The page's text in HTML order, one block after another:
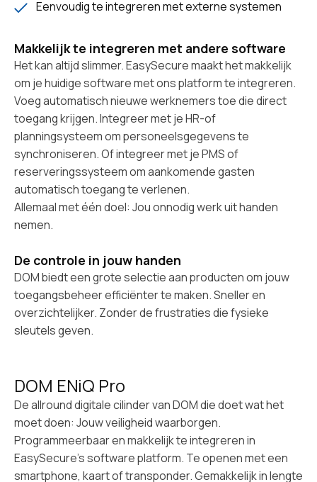
Eenvoudig te integreren met externe systemen
M‍akkelijk te integreren met andere software
Het kan altijd slimmer. EasySecure maakt het makkelijk
om je huidige software met ons platform te integreren.
Voeg automatisch nieuwe werknemers toe die direct
toegang krijgen. Integreer met je HR-of
planningsysteem om personeelsgegevens te
synchroniseren. Of integreer met je PMS of
reserveringssysteem om aankomende gasten
automatisch toegang te verlenen.
Allemaal met één doel: Jou onnodig werk uit handen
nemen.
De controle in jouw handen
DOM biedt een grote selectie aan producten om jouw
toegangsbeheer efficiënter te maken. Sneller en
overzichtelijker. Zonder de frustraties die fysieke
sleutels geven.
DOM ENiQ Pro
‍De allround digitale cilinder van DOM die doet wat het
moet doen: Jouw veiligheid waarborgen.
Programmeerbaar en makkelijk te integreren in
EasySecure’s software platform. Te openen met een
smartphone, kaart of transponder. Gemakkelijk in lengte